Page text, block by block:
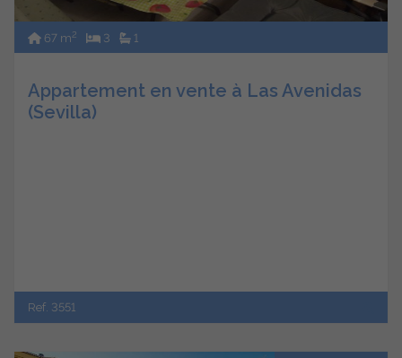
67 m2 3 1
Appartement en vente à Las Avenidas
(Sevilla)
Ref. 3551